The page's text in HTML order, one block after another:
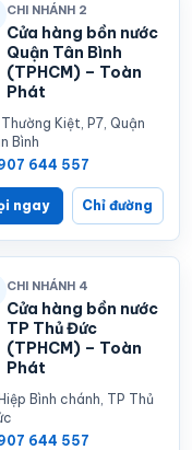
CHI NHÁNH 2
Cửa hàng bồn nước
Quận Tân Bình
(TPHCM) – Toàn
Phát
Thường Kiệt, P7, Quận
Bình
644 557
ngay Chỉ đường
CHI NHÁNH 4
Cửa hàng bồn nước
TP Thủ Đức
(TPHCM) – Toàn
Phát
Bình chánh, TP Thủ
644 557